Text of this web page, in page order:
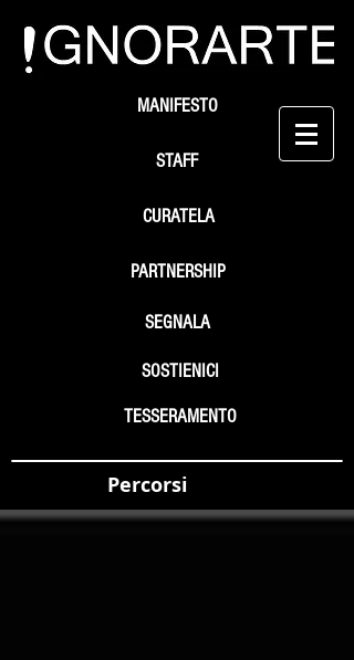
STAFF
SEGNALA
SOSTIENICI
MANIFESTO
PARTNERSHIP
TESSERAMENTO
CURATELA
Percorsi